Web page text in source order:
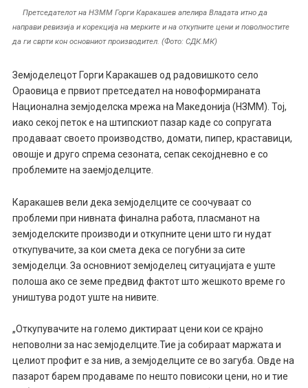
Претседателот на НЗММ Горги Каракашев апелира Владата итно да
направи ревизија и корекција на мерките и на откупните цени и поволностите
да ги сврти кон основниот производител. (Фото: СДК.МК)
Земјоделецот Горги Каракашев од радовишкото село
Ораовица е првиот претседател на новоформираната
Национална земјоделска мрежа на Македонија (НЗММ). Тој,
иако секој петок е на штипскиот пазар каде со сопругата
продаваат своето производство, домати, пипер, краставици,
овошје и друго спрема сезоната, сепак секојдневно е со
проблемите на заемјоделците.
Каракашев вели дека земјоделците се соочуваат со
проблеми при нивната финална работа, пласманот на
земјоделските производи и откупните цени што ги нудат
откупувачите, за кои смета дека се погубни за сите
земјоделци. За основниот земјоделец ситуацијата е уште
полоша ако се земе предвид фактот што жешкото време го
уништува родот уште на нивите.
„Откупувачите на големо диктираат цени кои се крајно
неповолни за нас земјоделците.Тие ја собираат маржата и
целиот профит е за нив, а земјоделците се во загуба. Овде на
пазарот барем продаваме по нешто повисоки цени, но и тие